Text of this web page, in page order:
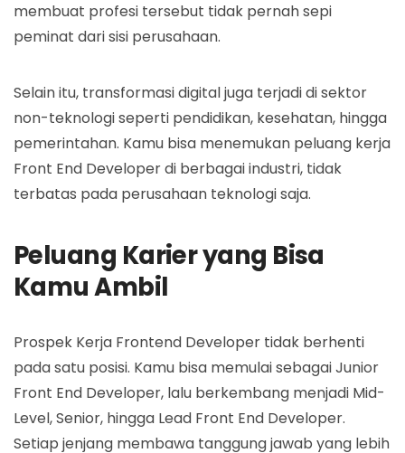
membuat profesi tersebut tidak pernah sepi
peminat dari sisi perusahaan.
Selain itu, transformasi digital juga terjadi di sektor
non-teknologi seperti pendidikan, kesehatan, hingga
pemerintahan. Kamu bisa menemukan peluang kerja
Front End Developer di berbagai industri, tidak
terbatas pada perusahaan teknologi saja.
Peluang Karier yang Bisa
Kamu Ambil
Prospek Kerja Frontend Developer tidak berhenti
pada satu posisi. Kamu bisa memulai sebagai Junior
Front End Developer, lalu berkembang menjadi Mid-
Level, Senior, hingga Lead Front End Developer.
Setiap jenjang membawa tanggung jawab yang lebih